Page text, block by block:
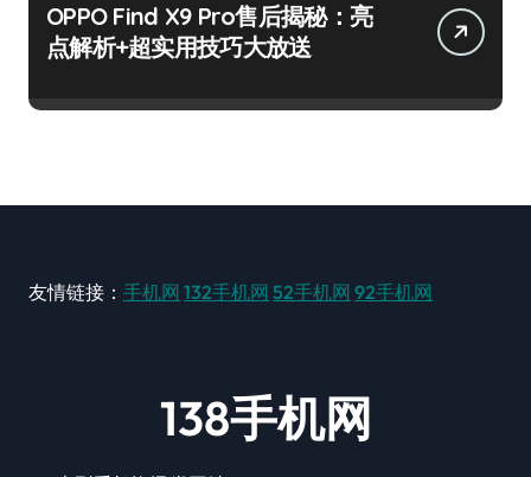
OPPO Find X9 Pro售后揭秘：亮
点解析+超实用技巧大放送
友情链接： 手机网 132手机网 52手机网 92手机网
138手机网